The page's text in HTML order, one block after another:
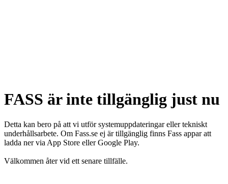
FASS är inte tillgänglig just nu
Detta kan bero på att vi utför systemuppdateringar eller tekniskt
underhållsarbete. Om Fass.se ej är tillgänglig finns Fass appar att
ladda ner via App Store eller Google Play.
Välkommen åter vid ett senare tillfälle.